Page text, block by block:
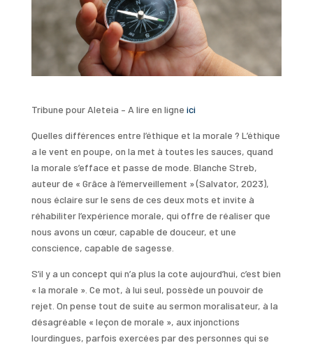
Tribune pour Aleteia – A lire en ligne ici
Quelles différences entre l’éthique et la morale ? L’éthique
a le vent en poupe, on la met à toutes les sauces, quand
la morale s’efface et passe de mode. Blanche Streb,
auteur de « Grâce à l’émerveillement » (Salvator, 2023),
nous éclaire sur le sens de ces deux mots et invite à
réhabiliter l’expérience morale, qui offre de réaliser que
nous avons un cœur, capable de douceur, et une
conscience, capable de sagesse.
S’il y a un concept qui n’a plus la cote aujourd’hui, c’est bien
« la morale ». Ce mot, à lui seul, possède un pouvoir de
rejet. On pense tout de suite au sermon moralisateur, à la
désagréable « leçon de morale », aux injonctions
lourdingues, parfois exercées par des personnes qui se